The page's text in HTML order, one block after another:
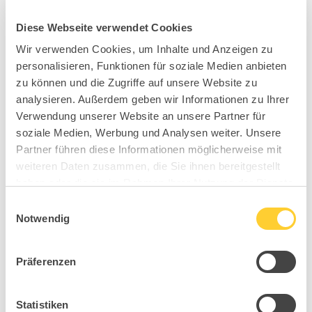
Diese Webseite verwendet Cookies
Wir verwenden Cookies, um Inhalte und Anzeigen zu
personalisieren, Funktionen für soziale Medien anbieten
zu können und die Zugriffe auf unsere Website zu
analysieren. Außerdem geben wir Informationen zu Ihrer
Verwendung unserer Website an unsere Partner für
soziale Medien, Werbung und Analysen weiter. Unsere
Partner führen diese Informationen möglicherweise mit
weiteren Daten zusammen, die Sie ihnen bereitgestellt
Notwendig
Präferenzen
Statistiken